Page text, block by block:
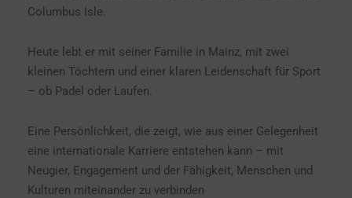
Columbus Isle.
Heute lebt er mit seiner Familie in Mainz, mit zwei
kleinen Töchtern und einer klaren Leidenschaft für Sport
– ob Padel oder Laufen.
Eine Persönlichkeit, die zeigt, wie aus einer Gelegenheit
eine internationale Karriere entstehen kann – mit
Neugier, Engagement und der Fähigkeit, Menschen und
Kulturen miteinander zu verbinden